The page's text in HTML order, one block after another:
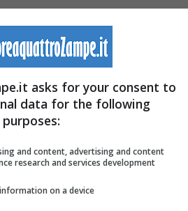
sono i principali motivi del
sviluppare calcoli: se
quella nervosa. Ogni
di un neonato in famiglia,
asks for your consent to
data for the following
purposes:
and content, advertising and content
research and services development
on a device